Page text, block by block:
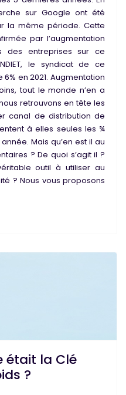
sur Google ont été
la même période. Cette
par l’augmentation
des entreprises sur ce
le syndicat de ce
en 2021. Augmentation
tout le monde n’en a
retrouvons en tête les
canal de distribution de
à elles seules les ¾
Mais qu’en est il au
? De quoi s’agit il ?
outil à utiliser au
? Nous vous proposons
était la Clé
?